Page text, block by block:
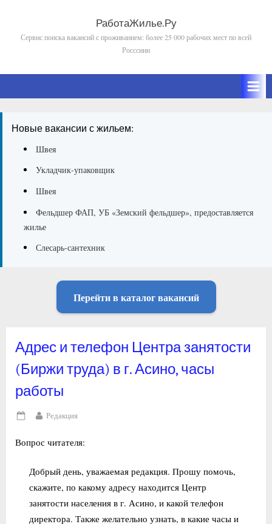
content
РаботаЖилье.Ру
Сервис поиска вакансий с проживанием: более 25 000 рабочих мест по всей
Росссиии
Новые вакансии с жильем:
Швея
Укладчик-упаковщик
Швея
Фельдшер ФАП, УБ «Земский фельдшер», предоставляется
жилье
Слесарь-сантехник
Перейти в каталог вакансий
Адрес и телефон Центра занятости
(Биржи труда) в г. Асино, часы
работы
Posted
By
Редакция
Вопрос читателя:
Добрый день, уважаемая редакция. Прошу помочь,
скажите, по какому адресу находится Центр
занятости населения в г. Асино, и какой телефон
директора. Также желательно узнать, в какие часы и